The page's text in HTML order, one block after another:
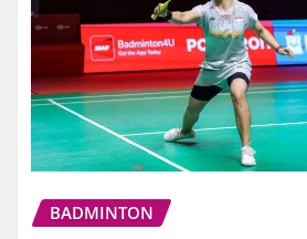
BADMINTON